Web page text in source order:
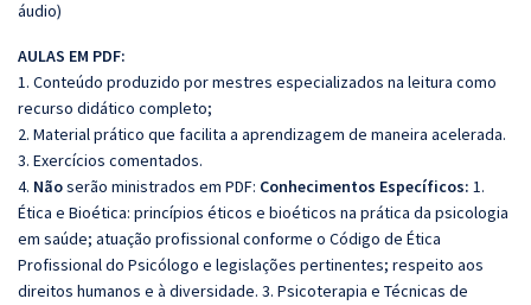
áudio)
AULAS EM PDF:
1. Conteúdo produzido por mestres especializados na leitura como
recurso didático completo;
2. Material prático que facilita a aprendizagem de maneira acelerada.
3. Exercícios comentados.
4. Nãoserão ministrados em PDF: Conhecimentos Específicos: 1.
Ética e Bioética: princípios éticos e bioéticos na prática da psicologia
em saúde; atuação profissional conforme o Código de Ética
Profissional do Psicólogo e legislações pertinentes; respeito aos
direitos humanos e à diversidade. 3. Psicoterapia e Técnicas de